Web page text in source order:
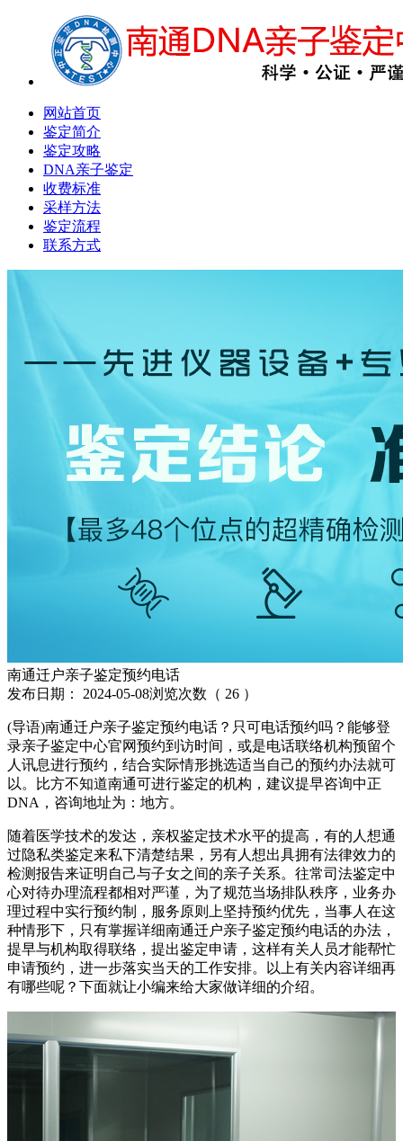
网站首页
鉴定简介
鉴定攻略
DNA亲子鉴定
收费标准
采样方法
鉴定流程
联系方式
南通迁户亲子鉴定预约电话
发布日期：
2024-05-08浏览次数（ 26 ）
(导语)南通迁户亲子鉴定预约电话？只可电话预约吗？能够登
录亲子鉴定中心官网预约到访时间，或是电话联络机构预留个
人讯息进行预约，结合实际情形挑选适当自己的预约办法就可
以。比方不知道南通可进行鉴定的机构，建议提早咨询中正
DNA，咨询地址为：地方。
随着医学技术的发达，亲权鉴定技术水平的提高，有的人想通
过隐私类鉴定来私下清楚结果，另有人想出具拥有法律效力的
检测报告来证明自己与子女之间的亲子关系。往常司法鉴定中
心对待办理流程都相对严谨，为了规范当场排队秩序，业务办
理过程中实行预约制，服务原则上坚持预约优先，当事人在这
种情形下，只有掌握详细南通迁户亲子鉴定预约电话的办法，
提早与机构取得联络，提出鉴定申请，这样有关人员才能帮忙
申请预约，进一步落实当天的工作安排。以上有关内容详细再
有哪些呢？下面就让小编来给大家做详细的介绍。